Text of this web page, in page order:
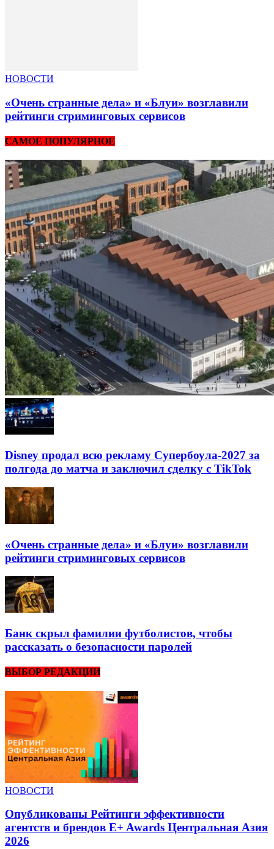
НОВОСТИ
«Очень странные дела» и «Блуи» возглавили
рейтинги стриминговых сервисов
САМОЕ ПОПУЛЯРНОЕ
Disney продал всю рекламу Супербоула-2027 за
полгода до матча и заключил сделку с TikTok
«Очень странные дела» и «Блуи» возглавили
рейтинги стриминговых сервисов
Банк скрыл фамилии футболистов, чтобы
рассказать о безопасности паролей
ВЫБОР РЕДАКЦИИ
НОВОСТИ
Опубликованы Рейтинги эффективности
агентств и брендов E+ Awards Центральная Азия
2026